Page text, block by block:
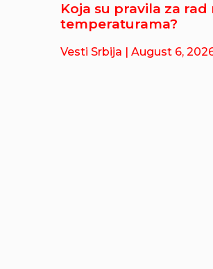
Koja su pravila za rad
temperaturama?
Vesti Srbija | August 6,